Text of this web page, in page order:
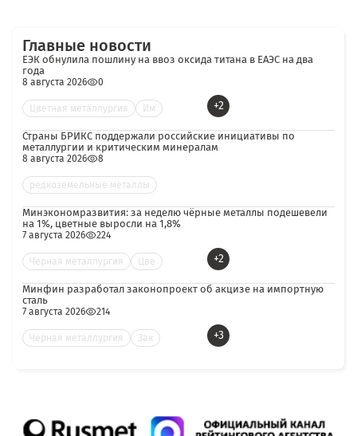
Главные новости
ЕЭК обнулила пошлину на ввоз оксида титана в ЕАЭС на два
года
8 августа 2026 0
Цветная металлургия Им +2
Страны БРИКС поддержали российские инициативы по
металлургии и критическим минералам
8 августа 2026 8
редкоземельные металлы
Минэкономразвития: за неделю чёрные металлы подешевели
на 1%, цветные выросли на 1,8%
7 августа 2026 224
Черная металлургия Цве +2
Минфин разработал законопроект об акцизе на импортную
сталь
7 августа 2026 214
Черная металлургия Зак +3